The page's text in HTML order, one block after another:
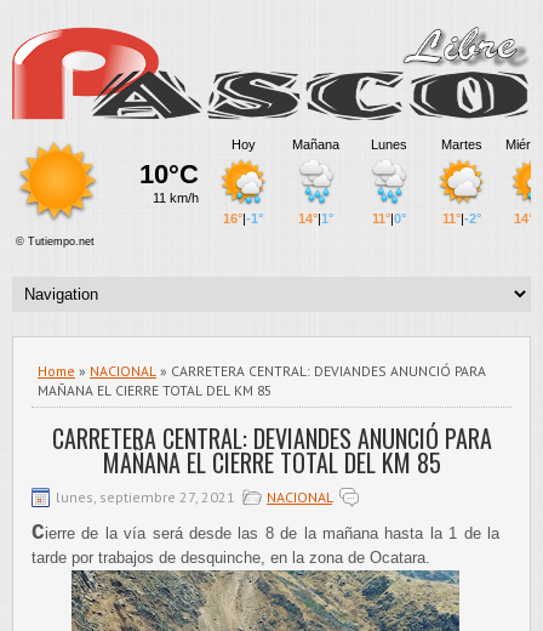
Home » NACIONAL » CARRETERA CENTRAL: DEVIANDES ANUNCIÓ PARA
MAÑANA EL CIERRE TOTAL DEL KM 85
CARRETERA CENTRAL: DEVIANDES ANUNCIÓ PARA
MAÑANA EL CIERRE TOTAL DEL KM 85
lunes, septiembre 27, 2021 NACIONAL
Cierre de la vía será desde las 8 de la mañana hasta la 1 de la
tarde por trabajos de desquinche, en la zona de Ocatara.